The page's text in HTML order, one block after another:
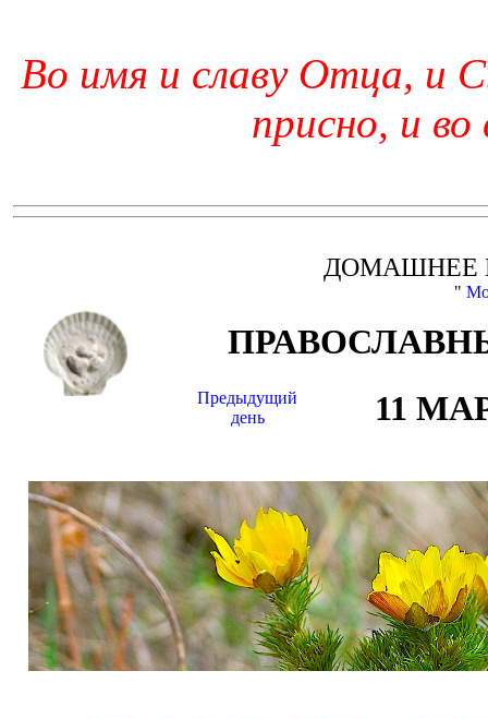
Во имя и славу Отца, и
присно, и во
ДОМАШНЕЕ
"
Предыдущий
день
11